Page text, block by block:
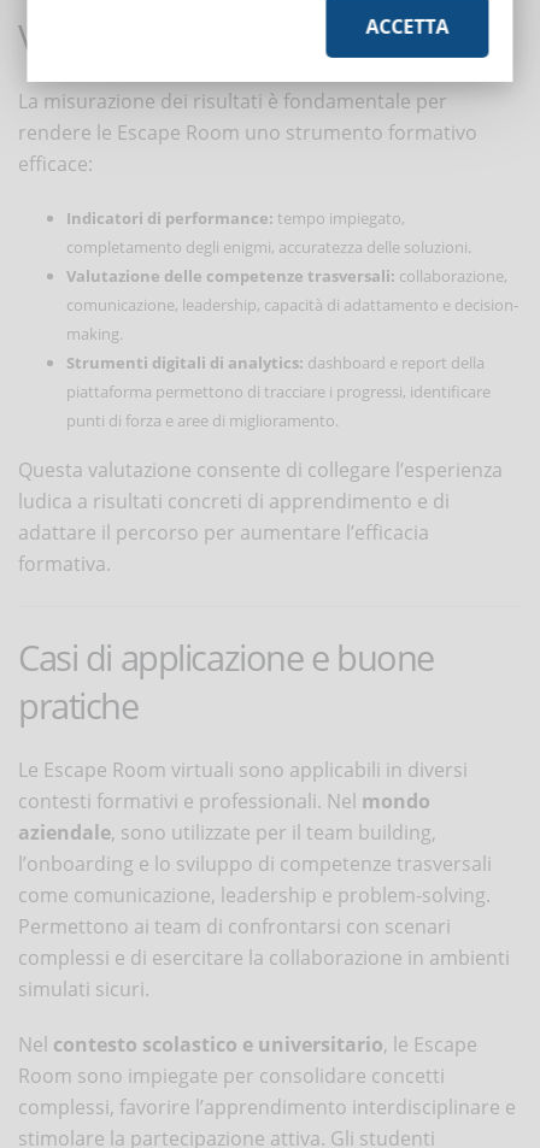
Valutazione dell’apprendimento
La misurazione dei risultati è fondamentale per
rendere le Escape Room uno strumento formativo
efficace:
Indicatori di performance: tempo impiegato,
completamento degli enigmi, accuratezza delle soluzioni.
Valutazione delle competenze trasversali: collaborazione,
comunicazione, leadership, capacità di adattamento e decision-
making.
Strumenti digitali di analytics: dashboard e report della
piattaforma permettono di tracciare i progressi, identificare
punti di forza e aree di miglioramento.
Questa valutazione consente di collegare l’esperienza
ludica a risultati concreti di apprendimento e di
adattare il percorso per aumentare l’efficacia
formativa.
Casi di applicazione e buone
pratiche
Le Escape Room virtuali sono applicabili in diversi
contesti formativi e professionali. Nel mondo
aziendale, sono utilizzate per il team building,
l’onboarding e lo sviluppo di competenze trasversali
come comunicazione, leadership e problem-solving.
Permettono ai team di confrontarsi con scenari
complessi e di esercitare la collaborazione in ambienti
simulati sicuri.
Nel contesto scolastico e universitario, le Escape
Room sono impiegate per consolidare concetti
complessi, favorire l’apprendimento interdisciplinare e
stimolare la partecipazione attiva. Gli studenti
ACCETTA